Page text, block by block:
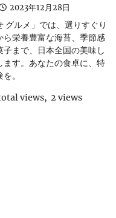
2023年12月28日
グルメ」では、選りすぐり
ら栄養豊富な海苔、季節感
子まで、日本全国の美味し
ます。あなたの食卓に、特
。
views, 2 views